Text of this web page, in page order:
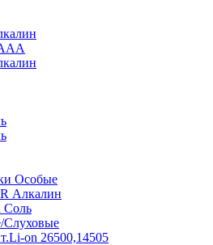
Особые
Алкалин
Соль
Слуховые
on 26500,14505